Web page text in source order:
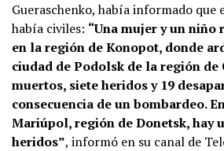
Gueraschenko, había informado
había civiles: “Una mujer y un
en la región de Konopot, donde
ciudad de Podolsk de la región de
muertos, siete heridos y 19
consecuencia de un bombardeo.
Mariúpol, región de Donetsk, hay
heridos”, informó en su canal de